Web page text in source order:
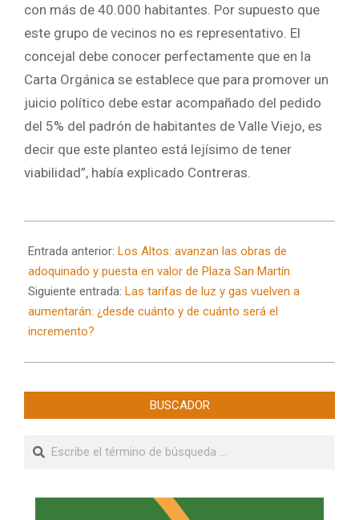
con más de 40.000 habitantes. Por supuesto que
este grupo de vecinos no es representativo. El
concejal debe conocer perfectamente que en la
Carta Orgánica se establece que para promover un
juicio político debe estar acompañado del pedido
del 5% del padrón de habitantes de Valle Viejo, es
decir que este planteo está lejísimo de tener
viabilidad”, había explicado Contreras.
08-
01
Entrada anterior: Los Altos: avanzan las obras de
adoquinado y puesta en valor de Plaza San Martín
Siguiente entrada: Las tarifas de luz y gas vuelven a
aumentarán: ¿desde cuánto y de cuánto será el
incremento?
BUSCADOR
Buscar